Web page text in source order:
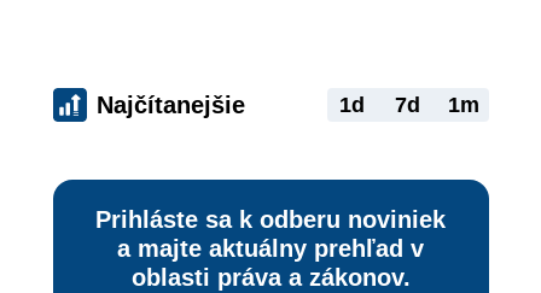
Najčítanejšie 1d 7d 1m
Prihláste sa k odberu noviniek
a majte aktuálny prehľad v
oblasti práva a zákonov.